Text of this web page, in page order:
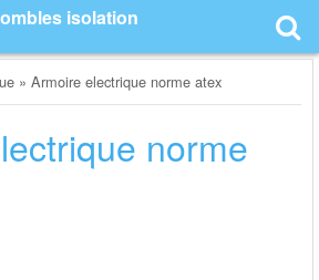
isolation
»Armoire electrique norme atex
norme